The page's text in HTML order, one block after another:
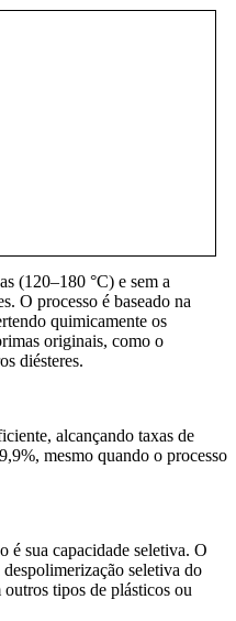
(120–180 °C) e sem a
O processo é baseado na
quimicamente os
originais, como o
diésteres.
alcançando taxas de
mesmo quando o processo
é sua capacidade seletiva. O
seletiva do
tipos de plásticos ou